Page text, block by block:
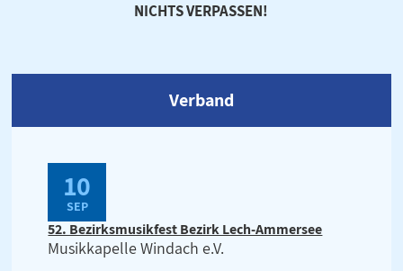
NICHTS VERPASSEN!
Verband
10
SEP
52. Bezirksmusikfest Bezirk Lech-Ammersee
Musikkapelle Windach e.V.